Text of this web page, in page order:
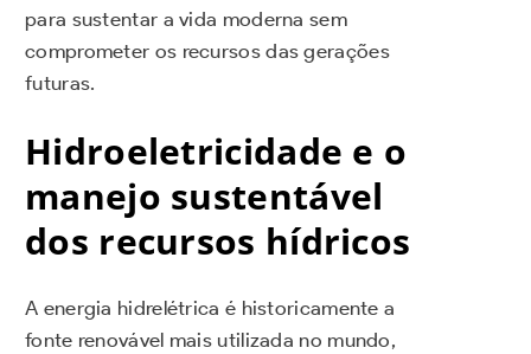
para sustentar a vida moderna sem
comprometer os recursos das gerações
futuras.
Hidroeletricidade e o
manejo sustentável
dos recursos hídricos
A energia hidrelétrica é historicamente a
fonte renovável mais utilizada no mundo,